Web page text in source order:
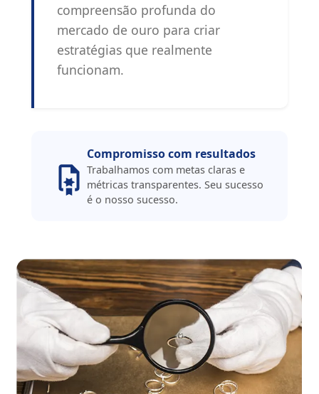
compreensão profunda do
mercado de ouro para criar
estratégias que realmente
funcionam.
Compromisso com resultados
Trabalhamos com metas claras e
métricas transparentes. Seu sucesso
é o nosso sucesso.